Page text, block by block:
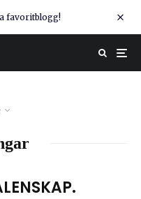
favoritblogg!